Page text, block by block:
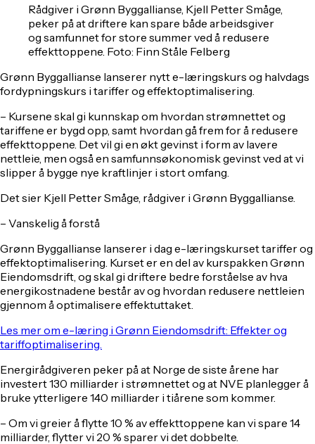
Rådgiver i Grønn Byggallianse, Kjell Petter Småge,
peker på at driftere kan spare både arbeidsgiver
og samfunnet for store summer ved å redusere
effekttoppene. Foto: Finn Ståle Felberg
Grønn Byggallianse lanserer nytt e-læringskurs og halvdags
fordypningskurs i tariffer og effektoptimalisering.
– Kursene skal gi kunnskap om hvordan strømnettet og
tariffene er bygd opp, samt hvordan gå frem for å redusere
effekttoppene. Det vil gi en økt gevinst i form av lavere
nettleie, men også en samfunnsøkonomisk gevinst ved at vi
slipper å bygge nye kraftlinjer i stort omfang.
Det sier Kjell Petter Småge, rådgiver i Grønn Byggallianse.
– Vanskelig å forstå
Grønn Byggallianse lanserer i dag e-læringskurset tariffer og
effektoptimalisering. Kurset er en del av kurspakken Grønn
Eiendomsdrift, og skal gi driftere bedre forståelse av hva
energikostnadene består av og hvordan redusere nettleien
gjennom å optimalisere effektuttaket.
Les mer om e-læring i Grønn Eiendomsdrift: Effekter og
tariffoptimalisering.
Energirådgiveren peker på at Norge de siste årene har
investert 130 milliarder i strømnettet og at NVE planlegger å
bruke ytterligere 140 milliarder i tiårene som kommer.
– Om vi greier å flytte 10 % av effekttoppene kan vi spare 14
milliarder, flytter vi 20 % sparer vi det dobbelte.